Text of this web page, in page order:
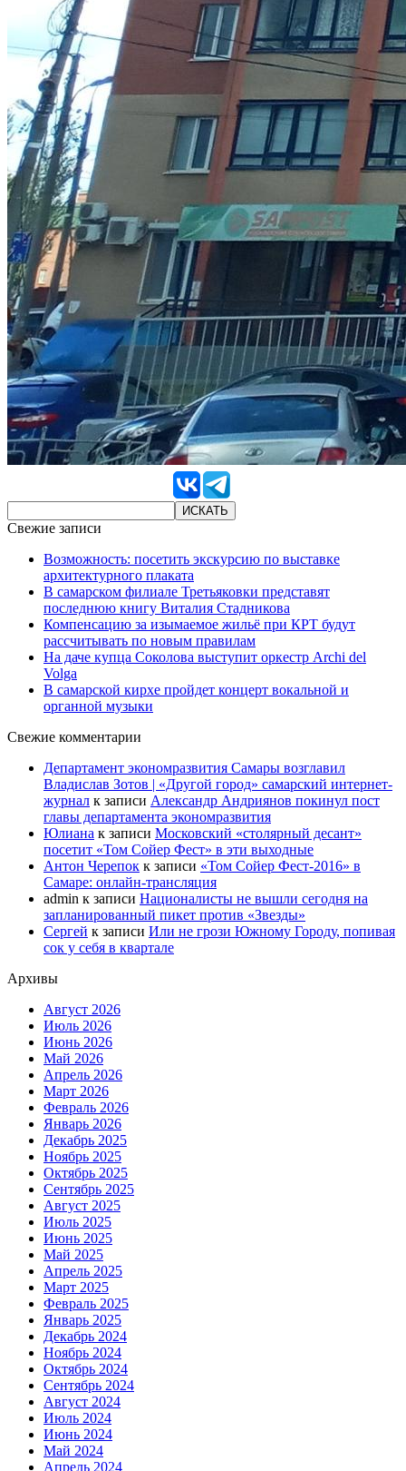
Свежие записи
Возможность: посетить экскурсию по выставке
архитектурного плаката
В самарском филиале Третьяковки представят
последнюю книгу Виталия Стадникова
Компенсацию за изымаемое жильё при КРТ будут
рассчитывать по новым правилам
На даче купца Соколова выступит оркестр Archi del
Volga
В самарской кирхе пройдет концерт вокальной и
органной музыки
Свежие комментарии
Департамент экономразвития Самары возглавил
Владислав Зотов | «Другой город» самарский интернет-
журнал к записи Александр Андриянов покинул пост
главы департамента экономразвития
Юлиана к записи Московский «столярный десант»
посетит «Том Сойер Фест» в эти выходные
Антон Черепок к записи «Том Сойер Фест-2016» в
Самаре: онлайн-трансляция
admin к записи Националисты не вышли сегодня на
запланированный пикет против «Звезды»
Сергей к записи Или не грози Южному Городу, попивая
сок у себя в квартале
Архивы
Август 2026
Июль 2026
Июнь 2026
Май 2026
Апрель 2026
Март 2026
Февраль 2026
Январь 2026
Декабрь 2025
Ноябрь 2025
Октябрь 2025
Сентябрь 2025
Август 2025
Июль 2025
Июнь 2025
Май 2025
Апрель 2025
Март 2025
Февраль 2025
Январь 2025
Декабрь 2024
Ноябрь 2024
Октябрь 2024
Сентябрь 2024
Август 2024
Июль 2024
Июнь 2024
Май 2024
Апрель 2024